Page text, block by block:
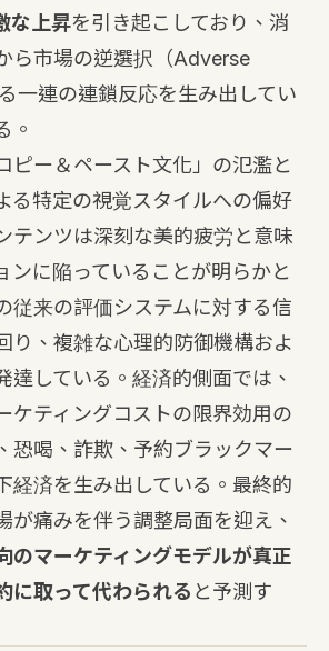
な上昇を引き起こしており、消
ら市場の逆選択（Adverse
一連の連鎖反応を生み出してい
。
ピー＆ペースト文化」の氾濫と
る特定の視覚スタイルへの偏好
テンツは深刻な美的疲労と意味
ンに陥っていることが明らかと
従来の評価システムに対する信
り、複雑な心理的防御機構およ
達している。経済的側面では、
ケティングコストの限界効用の
恐喝、詐欺、予約ブラックマー
経済を生み出している。最終的
が痛みを伴う調整局面を迎え、
のマーケティングモデルが真正
に取って代わられる と予測す